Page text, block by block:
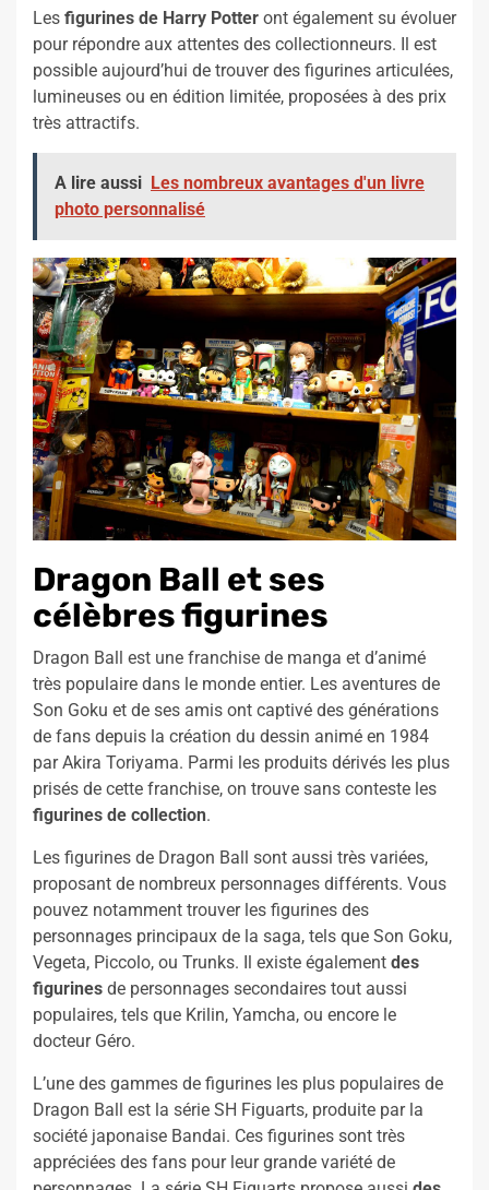
Les figurines de Harry Potter ont également su évoluer
pour répondre aux attentes des collectionneurs. Il est
possible aujourd’hui de trouver des figurines articulées,
lumineuses ou en édition limitée, proposées à des prix
très attractifs.
A lire aussi Les nombreux avantages d'un livre
photo personnalisé
Dragon Ball et ses
célèbres figurines
Dragon Ball est une franchise de manga et d’animé
très populaire dans le monde entier. Les aventures de
Son Goku et de ses amis ont captivé des générations
de fans depuis la création du dessin animé en 1984
par Akira Toriyama. Parmi les produits dérivés les plus
prisés de cette franchise, on trouve sans conteste les
figurines de collection.
Les figurines de Dragon Ball sont aussi très variées,
proposant de nombreux personnages différents. Vous
pouvez notamment trouver les figurines des
personnages principaux de la saga, tels que Son Goku,
Vegeta, Piccolo, ou Trunks. Il existe également des
figurines de personnages secondaires tout aussi
populaires, tels que Krilin, Yamcha, ou encore le
docteur Géro.
L’une des gammes de figurines les plus populaires de
Dragon Ball est la série SH Figuarts, produite par la
société japonaise Bandai. Ces figurines sont très
appréciées des fans pour leur grande variété de